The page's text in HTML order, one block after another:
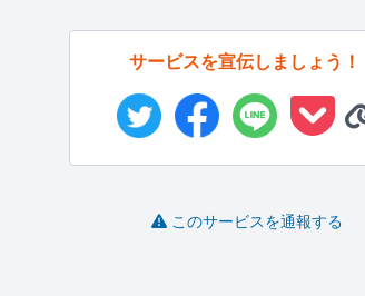
サービスを宣伝しましょう！
このサービスを通報する